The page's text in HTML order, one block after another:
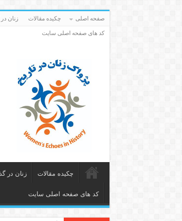
صفحه اصلی چکیده مقالات زنان
کد های صفحه اصلی سایت
چکیده مقالات زنان در
کد های صفحه اصلی سایت